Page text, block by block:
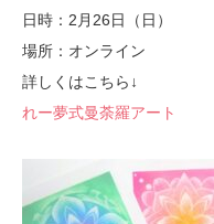
日時：2月26日（日）
場所：オンライン
詳しくはこちら↓
れー夢式曼荼羅アート